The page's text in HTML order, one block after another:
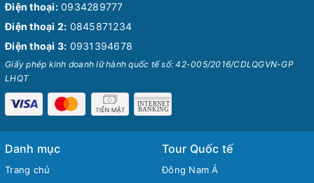
Điện thoại: 0934289777
Điện thoại 2: 0845871234
Điện thoại 3: 0931394678
Giấy phép kinh doanh lữ hành quốc tế số: 42-005/2016/CDLQGVN-GP
LHQT
Danh mục
Trang chủ
Tour Quốc tế
Đông Nam Á